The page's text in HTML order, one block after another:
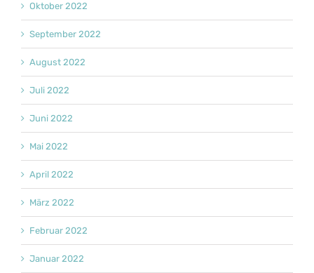
Oktober 2022
September 2022
August 2022
Juli 2022
Juni 2022
Mai 2022
April 2022
März 2022
Februar 2022
Januar 2022